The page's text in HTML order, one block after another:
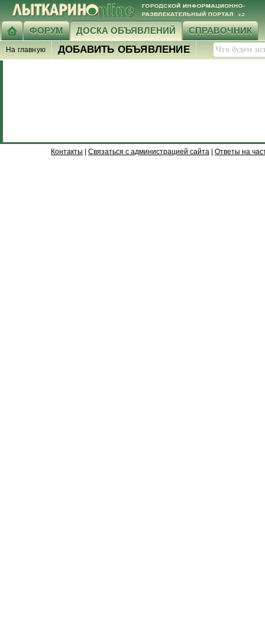
ФОРУМ ДОСКА ОБЪЯВЛЕНИЙ СПРАВОЧНИК
На главную ДОБАВИТЬ ОБЪЯВЛЕНИЕ
Контакты Связаться с администрацией сайта Ответы на